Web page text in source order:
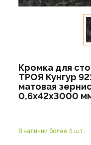
Кромка для
ТРОЯ Кунгур
матовая
0,6х42х3000
В наличии более 5 шт.